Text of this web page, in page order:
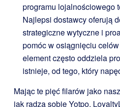
programu lojalnościowego
Najlepsi dostawcy oferują
strategiczne wytyczne i
pomóc w osiągnięciu
element często oddziela
istnieje, od tego, który
Mając te pięć filarów jako
jak radzą sobie Yotpo,